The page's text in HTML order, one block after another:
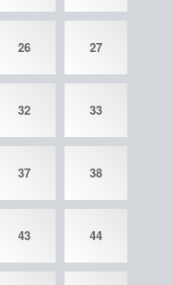
26 27
32 33
37 38
43 44